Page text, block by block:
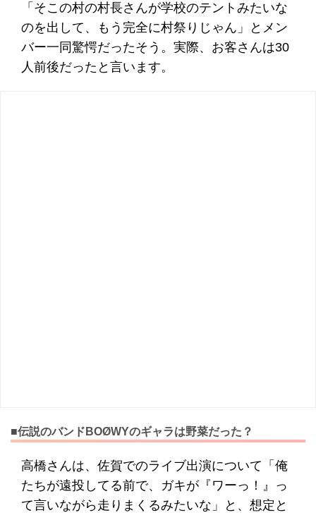
「そこの村の村長さんが学校のテントみたいな
のを出して、もう完全に村祭りじゃん」とメン
バー一同驚愕だったそう。実際、お客さんは30
人前後だったと言います。
■伝説のバンドBOØWYのギャラは野菜だった？
高橋さんは、佐賀でのライブ出演について「俺
たちが遠投してる前で、ガキが『ワーっ！』っ
て言いながら走りまくるみたいな」と、想定と